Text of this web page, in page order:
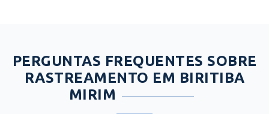
PERGUNTAS FREQUENTES SOBRE
RASTREAMENTO EM BIRITIBA
MIRIM